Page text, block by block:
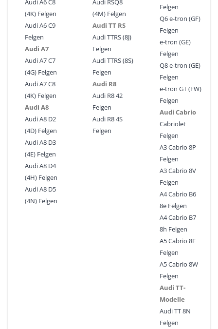
Audi A6 C8
(4K) Felgen
Audi A6 C9
Felgen
Audi A7
Audi A7 C7
(4G) Felgen
Audi A7 C8
(4K) Felgen
Audi A8
Audi A8 D2
(4D) Felgen
Audi A8 D3
(4E) Felgen
Audi A8 D4
(4H) Felgen
Audi A8 D5
(4N) Felgen
Audi RSQ8
(4M) Felgen
Audi TT RS
Audi TTRS (8J)
Felgen
Audi TTRS (8S)
Felgen
Audi R8
Audi R8 42
Felgen
Audi R8 4S
Felgen
Felgen
Q6 e-tron (GF)
Felgen
e-tron (GE)
Felgen
Q8 e-tron (GE)
Felgen
e-tron GT (FW)
Felgen
Audi Cabrio
Cabriolet
Felgen
A3 Cabrio 8P
Felgen
A3 Cabrio 8V
Felgen
A4 Cabrio B6
8e Felgen
A4 Cabrio B7
8h Felgen
A5 Cabrio 8F
Felgen
A5 Cabrio 8W
Felgen
Audi TT-
Modelle
Audi TT 8N
Felgen